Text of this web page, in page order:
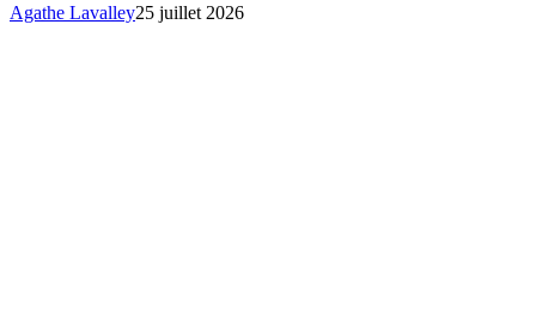
Agathe Lavalley25 juillet 2026